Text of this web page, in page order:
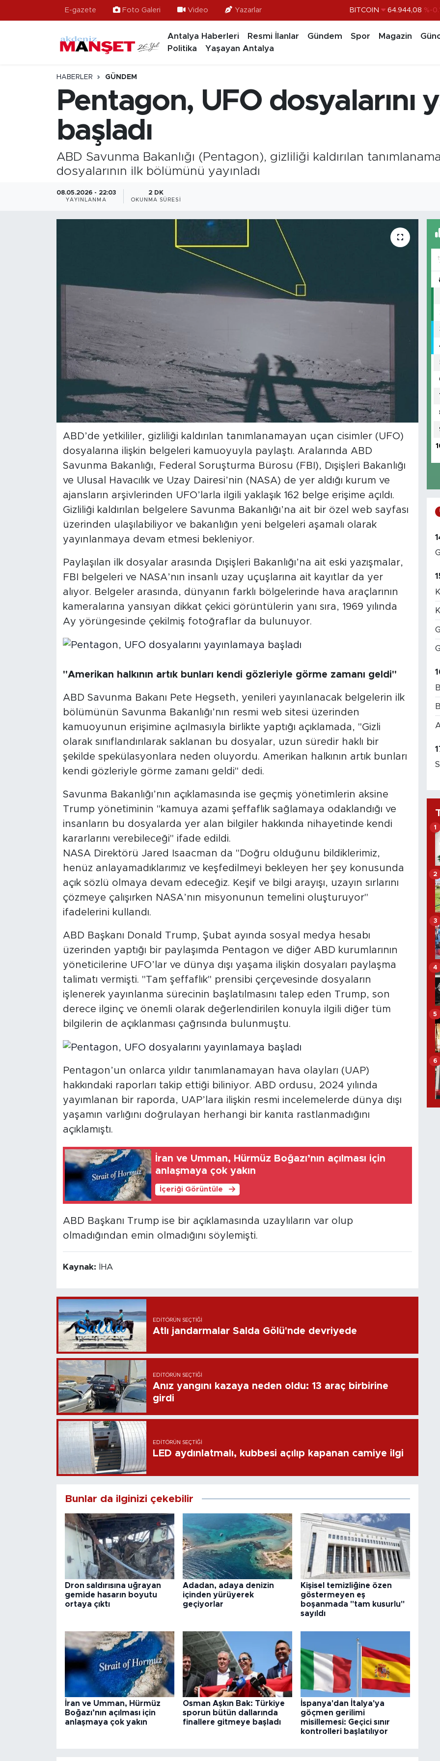
E-gazete Foto Galeri Video Yazarlar
DOLAR 47,7436
EURO 55,2510
Antalya Haberleri Resmi İlanlar Gündem Spor Magazin
Politika
Yaşayan Antalya
HABERLER GÜNDEM
Pentagon, UFO dosyalarını
başladı
ABD Savunma Bakanlığı (Pentagon), gizliliği kaldırılan
dosyalarının ilk bölümünü yayınladı
08.05.2026 - 22:03
YAYINLANMA
2 DK
OKUNMA SÜRESI
ABD’de yetkililer, gizliliği kaldırılan tanımlanamayan uçan cisimler (UFO)
dosyalarına ilişkin belgeleri kamuoyuyla paylaştı. Aralarında ABD
Savunma Bakanlığı, Federal Soruşturma Bürosu (FBI), Dışişleri Bakanlığı
ve Ulusal Havacılık ve Uzay Dairesi’nin (NASA) de yer aldığı kurum ve
ajansların arşivlerinden UFO’larla ilgili yaklaşık 162 belge erişime açıldı.
Gizliliği kaldırılan belgelere Savunma Bakanlığı’na ait bir özel web sayfası
üzerinden ulaşılabiliyor ve bakanlığın yeni belgeleri aşamalı olarak
yayınlanmaya devam etmesi bekleniyor.
Paylaşılan ilk dosyalar arasında Dışişleri Bakanlığı’na ait eski yazışmalar,
FBI belgeleri ve NASA’nın insanlı uzay uçuşlarına ait kayıtlar da yer
alıyor. Belgeler arasında, dünyanın farklı bölgelerinde hava araçlarının
kameralarına yansıyan dikkat çekici görüntülerin yanı sıra, 1969 yılında
Ay yörüngesinde çekilmiş fotoğraflar da bulunuyor.
"Amerikan halkının artık bunları kendi gözleriyle görme zamanı geldi"
ABD Savunma Bakanı Pete Hegseth, yenileri yayınlanacak belgelerin ilk
bölümünün Savunma Bakanlığı’nın resmi web sitesi üzerinden
kamuoyunun erişimine açılmasıyla birlikte yaptığı açıklamada, "Gizli
olarak sınıflandırılarak saklanan bu dosyalar, uzun süredir haklı bir
şekilde spekülasyonlara neden oluyordu. Amerikan halkının artık bunları
kendi gözleriyle görme zamanı geldi" dedi.
Savunma Bakanlığı’nın açıklamasında ise geçmiş yönetimlerin aksine
Trump yönetiminin "kamuya azami şeffaflık sağlamaya odaklandığı ve
insanların bu dosyalarda yer alan bilgiler hakkında nihayetinde kendi
kararlarını verebileceği" ifade edildi.
NASA Direktörü Jared Isaacman da "Doğru olduğunu bildiklerimiz,
henüz anlayamadıklarımız ve keşfedilmeyi bekleyen her şey konusunda
açık sözlü olmaya devam edeceğiz. Keşif ve bilgi arayışı, uzayın sırlarını
çözmeye çalışırken NASA’nın misyonunun temelini oluşturuyor"
ifadelerini kullandı.
ABD Başkanı Donald Trump, Şubat ayında sosyal medya hesabı
üzerinden yaptığı bir paylaşımda Pentagon ve diğer ABD kurumlarının
yöneticilerine UFO’lar ve dünya dışı yaşama ilişkin dosyaları paylaşma
talimatı vermişti. "Tam şeffaflık" prensibi çerçevesinde dosyaların
işlenerek yayınlanma sürecinin başlatılmasını talep eden Trump, son
derece ilginç ve önemli olarak değerlendirilen konuyla ilgili diğer tüm
bilgilerin de açıklanması çağrısında bulunmuştu.
Pentagon’un onlarca yıldır tanımlanamayan hava olayları (UAP)
hakkındaki raporları takip ettiği biliniyor. ABD ordusu, 2024 yılında
yayımlanan bir raporda, UAP’lara ilişkin resmi incelemelerde dünya dışı
yaşamın varlığını doğrulayan herhangi bir kanıta rastlanmadığını
açıklamıştı.
İran ve Umman, Hürmüz Boğazı’nın açılması için
anlaşmaya çok yakın
İçeriği Görüntüle
ABD Başkanı Trump ise bir açıklamasında uzaylıların var olup
olmadığından emin olmadığını söylemişti.
Kaynak: İHA
EDITÖRÜN SEÇTIĞI
Atlı jandarmalar Salda Gölü'nde devriyede
EDITÖRÜN SEÇTIĞI
Anız yangını kazaya neden oldu: 13 araç birbirine
girdi
EDITÖRÜN SEÇTIĞI
LED aydınlatmalı, kubbesi açılıp kapanan camiye ilgi
Bunlar da ilginizi çekebilir
Dron saldırısına uğrayan
gemide hasarın boyutu
ortaya çıktı
Adadan, adaya denizin
içinden yürüyerek
geçiyorlar
Kişisel temizliğine özen
göstermeyen eş
boşanmada "tam kusurlu"
sayıldı
İran ve Umman, Hürmüz
Boğazı’nın açılması için
anlaşmaya çok yakın
Osman Aşkın Bak: Türkiye
sporun bütün dallarında
finallere gitmeye başladı
İspanya'dan İtalya'ya
göçmen gerilimi
misillemesi: Geçici sınır
kontrolleri başlatılıyor
1
2
3
4
5
6
Ekonomi
Gündem
Antalya Nöbetçi Eczaneler
Antalya Trafik Yoğunluk Haritası
Süper Lig Puan Durumu ve Fikstür
Tüm Manşetler